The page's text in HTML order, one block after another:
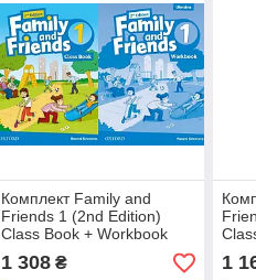
Комплект Family and
Friends 1 (2nd Edition)
Class Book + Workbook
(оригинал)
1 308₴ 1